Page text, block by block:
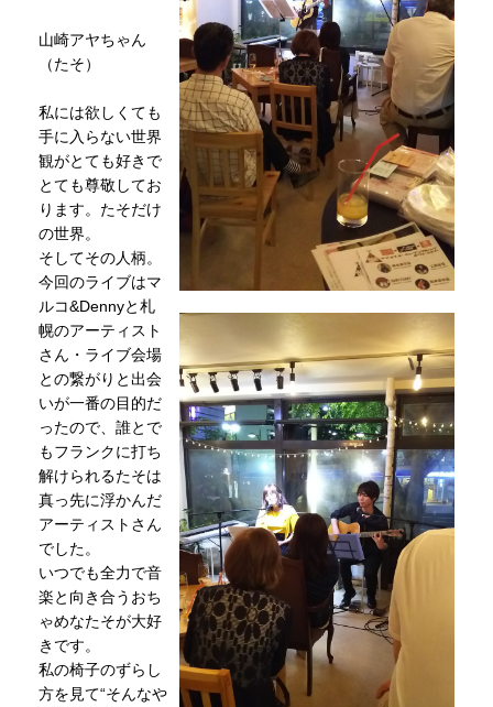
山崎アヤちゃん
（たそ）
私には欲しくても
手に入らない世界
観がとても好きで
とても尊敬してお
ります。たそだけ
の世界。
そしてその人柄。
今回のライブはマ
ルコ&Dennyと札
幌のアーティスト
さん・ライブ会場
との繋がりと出会
いが一番の目的だ
ったので、誰とで
もフランクに打ち
解けられるたそは
真っ先に浮かんだ
アーティストさん
でした。
いつでも全力で音
楽と向き合うおち
ゃめなたそが大好
きです。
私の椅子のずらし
方を見て“そんなや